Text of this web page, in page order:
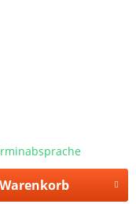
Warenkorb